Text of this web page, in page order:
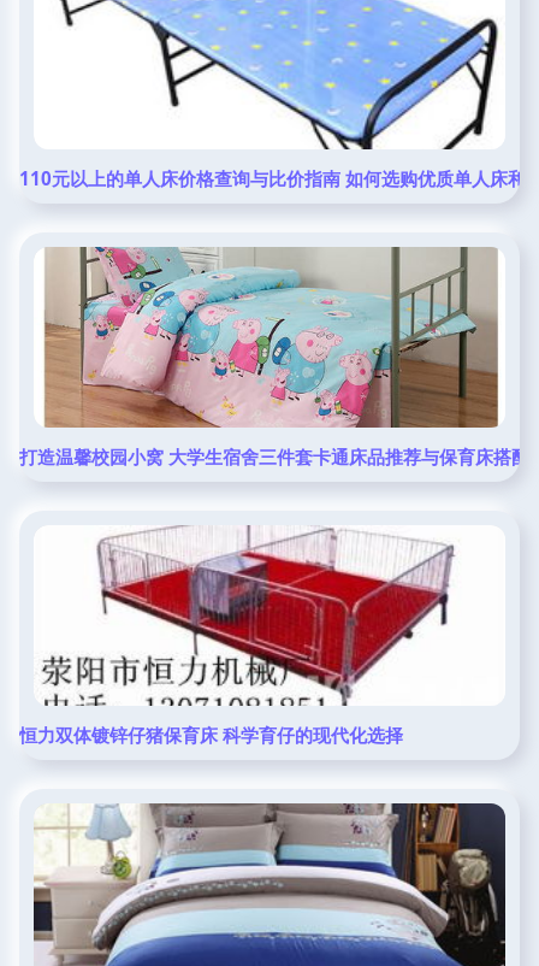
110元以上的单人床价格查询与比价指南 如何选购优质单人床和
打造温馨校园小窝 大学生宿舍三件套卡通床品推荐与保育床搭配
恒力双体镀锌仔猪保育床 科学育仔的现代化选择